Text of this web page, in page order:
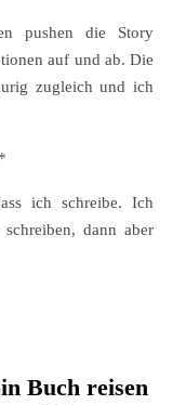
pushen die Story
auf und ab. Die
zugleich und ich
ich schreibe. Ich
schreiben, dann aber
Buch reisen